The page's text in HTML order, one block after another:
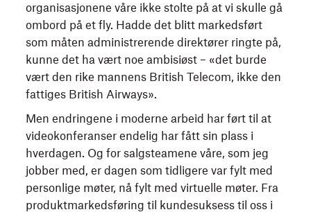
organisasjonene våre ikke stolte på at vi skulle gå
ombord på et fly. Hadde det blitt markedsført
som måten administrerende direktører ringte på,
kunne det ha vært noe ambisiøst – «det burde
vært den rike mannens British Telecom, ikke den
fattiges British Airways».
Men endringene i moderne arbeid har ført til at
videokonferanser endelig har fått sin plass i
hverdagen. Og for salgsteamene våre, som jeg
jobber med, er dagen som tidligere var fylt med
personlige møter, nå fylt med virtuelle møter. Fra
produktmarkedsføring til kundesuksess til oss i